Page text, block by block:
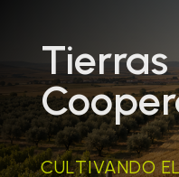
Tierras
CULTIVANDO